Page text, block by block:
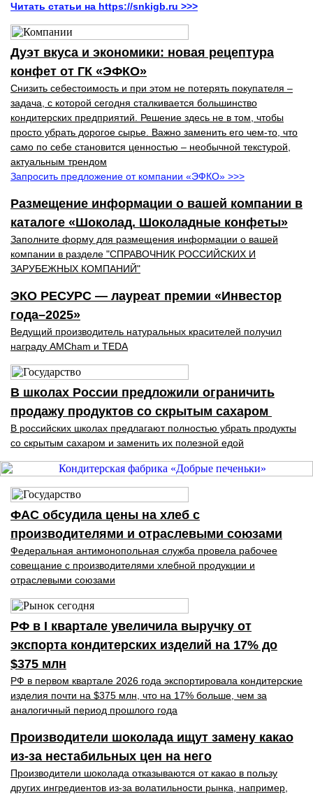
Читать статьи на https://snkigb.ru >>>
Дуэт вкуса и экономики: новая рецептура
конфет от ГК «ЭФКО»
Снизить себестоимость и при этом не потерять покупателя –
задача, с которой сегодня сталкивается большинство
кондитерских предприятий. Решение здесь не в том, чтобы
просто убрать дорогое сырье. Важно заменить его чем-то, что
само по себе становится ценностью – необычной текстурой,
актуальным трендом
Запросить предложение от компании «ЭФКО» >>>
Размещение информации о вашей компании в
каталоге «Шоколад. Шоколадные конфеты»
Заполните форму для размещения информации о вашей
компании в разделе "СПРАВОЧНИК РОССИЙСКИХ И
ЗАРУБЕЖНЫХ КОМПАНИЙ"
ЭКО РЕСУРС — лауреат премии «Инвестор
года–2025»
Ведущий производитель натуральных красителей получил
награду AMCham и TEDA
В школах России предложили ограничить
продажу продуктов со скрытым сахаром
В российских школах предлагают полностью убрать продукты
со скрытым сахаром и заменить их полезной едой
ФАС обсудила цены на хлеб с
производителями и отраслевыми союзами
Федеральная антимонопольная служба провела рабочее
совещание с производителями хлебной продукции и
отраслевыми союзами
РФ в I квартале увеличила выручку от
экспорта кондитерских изделий на 17% до
$375 млн
РФ в первом квартале 2026 года экспортировала кондитерские
изделия почти на $375 млн, что на 17% больше, чем за
аналогичный период прошлого года
Производители шоколада ищут замену какао
из-за нестабильных цен на него
Производители шоколада отказываются от какао в пользу
других ингредиентов из-за волатильности рынка, например,